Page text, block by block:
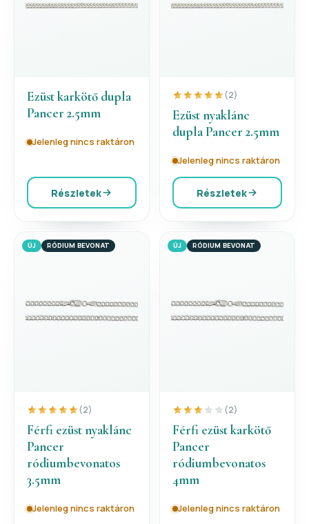
Ezüst karkötő dupla
Pancer 2.5mm
Jelenleg nincs raktáron
Részletek
(2)
Ezüst nyaklánc
dupla Pancer 2.5mm
Jelenleg nincs raktáron
Részletek
ÚJ RÓDIUM BEVONAT
(2)
Férfi ezüst nyaklánc
Pancer
ródiumbevonatos
3.5mm
Jelenleg nincs raktáron
ÚJ RÓDIUM BEVONAT
(2)
Férfi ezüst karkötő
Pancer
ródiumbevonatos
4mm
Jelenleg nincs raktáron